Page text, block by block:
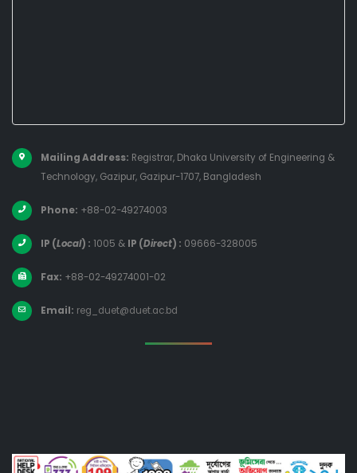
Mailing Address: Registrar, Dhaka University of Engineering &
Technology, Gazipur, Gazipur-1707, Bangladesh
Phone: +88-02-49274003
IP (Local) : 1005 & IP (Direct) : 09666-328005
Fax: +88-02-49274001-02
Email: reg_duet@duet.ac.bd